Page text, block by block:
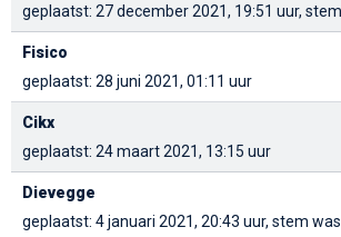
geplaatst: 27 december 2021, 19:51 uur,
Fisico
geplaatst: 28 juni 2021, 01:11 uur
Cikx
geplaatst: 24 maart 2021, 13:15 uur
Dievegge
geplaatst: 4 januari 2021, 20:43 uur, stem